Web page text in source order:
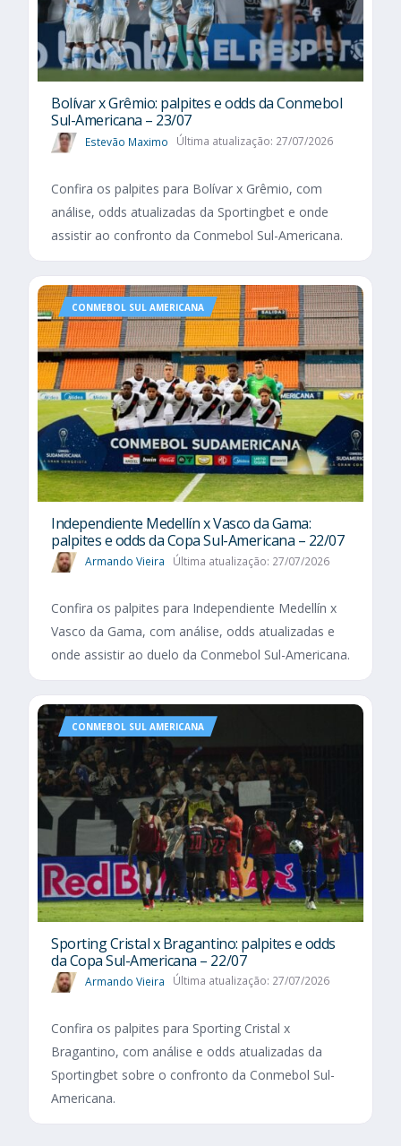
Bolívar x Grêmio: palpites e odds da Conmebol
Sul-Americana – 23/07
Estevão Maximo Última atualização: 27/07/2026
Confira os palpites para Bolívar x Grêmio, com
análise, odds atualizadas da Sportingbet e onde
assistir ao confronto da Conmebol Sul-Americana.
CONMEBOL SUL AMERICANA
Independiente Medellín x Vasco da Gama:
palpites e odds da Copa Sul-Americana – 22/07
Armando Vieira Última atualização: 27/07/2026
Confira os palpites para Independiente Medellín x
Vasco da Gama, com análise, odds atualizadas e
onde assistir ao duelo da Conmebol Sul-Americana.
CONMEBOL SUL AMERICANA
Sporting Cristal x Bragantino: palpites e odds
da Copa Sul-Americana – 22/07
Armando Vieira Última atualização: 27/07/2026
Confira os palpites para Sporting Cristal x
Bragantino, com análise e odds atualizadas da
Sportingbet sobre o confronto da Conmebol Sul-
Americana.